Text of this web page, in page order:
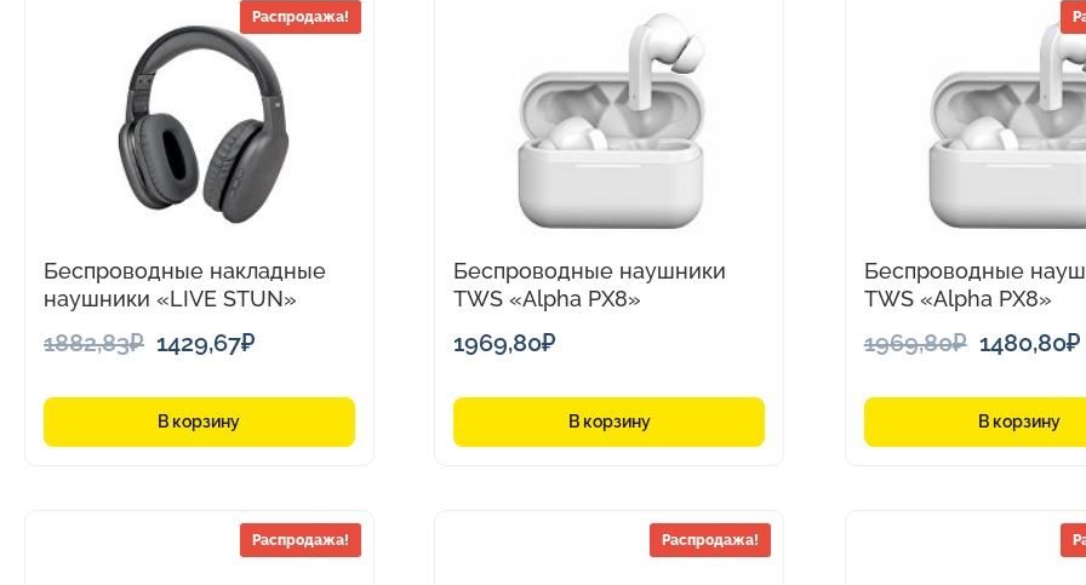
Распродажа!
Беспроводные накладные
наушники «LIVE STUN»
1882,83₽ Первоначальная
составляла
1882,83₽.
1429,67₽
1429,67₽.
В корзину
Беспроводные наушники
TWS «Alpha PX8»
1969,80₽
В корзину
Беспроводные
TWS «Alpha PX8»
1969,80₽
1969,80₽.
1480,80₽
В корзину
Распродажа! Распродажа!